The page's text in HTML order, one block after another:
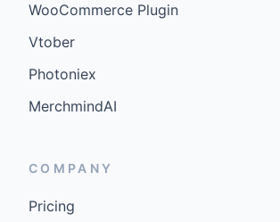
WooCommerce Plugin
Vtober
Photoniex
MerchmindAI
COMPANY
Pricing